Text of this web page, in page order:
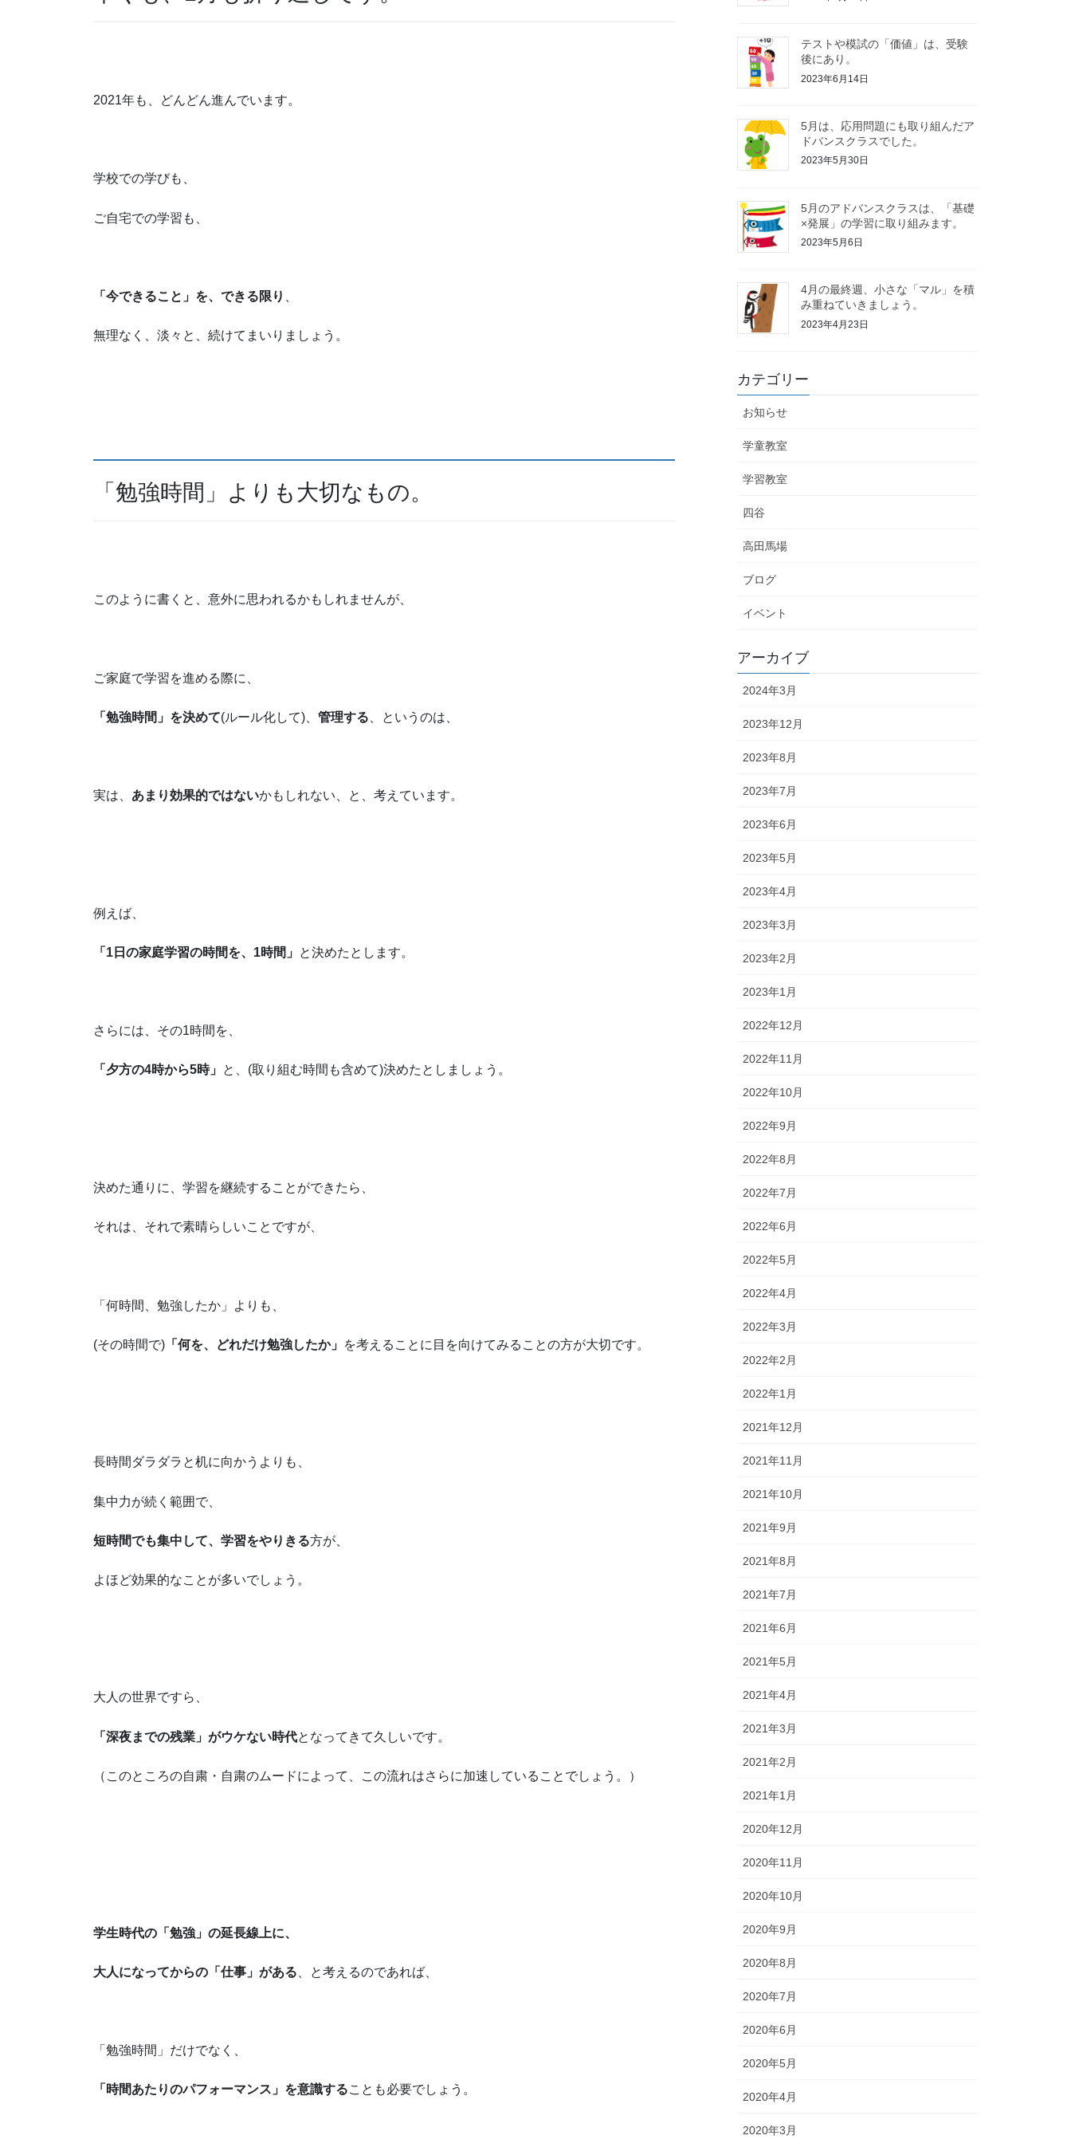
2021年も、どんどん進んでいます。
学校での学びも、
ご自宅での学習も、
「今できること」を、できる限り
無理なく、淡々と、続けてまいりましょう。
「勉強時間」よりも大切なもの。
このように書くと、意外に思われるかもしれませんが、
ご家庭で学習を進める際に、
「勉強時間」を決めて(ルール化して)、 管理する 、というのは、
実は、 あまり効果的ではないかもしれない、と、考えています。
例えば、
「1日の家庭学習の時間を、1時間」 と決めたとします。
さらには、その1時間を、
「夕方の4時から5時」 と、(取り組む時間も含めて)決めたとしましょう。
決めた通りに、学習を継続することができたら、
それは、それで素晴らしいことですが、
「何時間、勉強したか」よりも、
(その時間で) 「何を、どれだけ勉強したか」 を考えることに目を向けてみることの方が大切です。
長時間ダラダラと机に向かうよりも、
集中力が続く範囲で、
短時間でも集中して、学習をやりきる方が、
よほど効果的なことが多いでしょう。
大人の世界ですら、
「深夜までの残業」がウケない時代となってきて久しいです。
（このところの自粛・自粛のムードによって、この流れはさらに加速していることでしょう。）
学生時代の「勉強」の延長線上に、
大人になってからの「仕事」がある 、と考えるのであれば、
「勉強時間」だけでなく、
「時間あたりのパフォーマンス」を意識することも必要でしょう。
テストや模試の「価値」は、受験
後にあり。
2023年6月14日
5月は、応用問題にも取り組んだア
ドバンスクラスでした。
2023年5月30日
5月のアドバンスクラスは、「基礎
×発展」の学習に取り組みます。
2023年5月6日
4月の最終週、小さな「マル」を積
み重ねていきましょう。
2023年4月23日
カテゴリー
お知らせ
学童教室
学習教室
四谷
高田馬場
ブログ
イベント
アーカイブ
2024年3月
2023年12月
2023年8月
2023年7月
2023年6月
2023年5月
2023年4月
2023年3月
2023年2月
2023年1月
2022年12月
2022年11月
2022年10月
2022年9月
2022年8月
2022年7月
2022年6月
2022年5月
2022年4月
2022年3月
2022年2月
2022年1月
2021年12月
2021年11月
2021年10月
2021年9月
2021年8月
2021年7月
2021年6月
2021年5月
2021年4月
2021年3月
2021年2月
2021年1月
2020年12月
2020年11月
2020年10月
2020年9月
2020年8月
2020年7月
2020年6月
2020年5月
2020年4月
2020年3月